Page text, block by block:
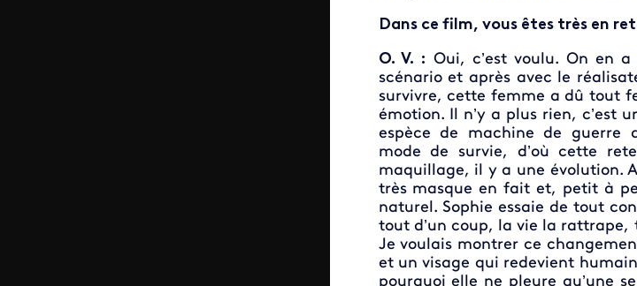
Dans ce film, vous êtes très en
O. V. : Oui, c’est voulu. On en
scénario et après avec le
survivre, cette femme a dû tout
émotion. Il n’y a plus rien, c’est
espèce de machine de guerre
mode de survie, d’où cette
maquillage, il y a une évolution.
très masque en fait et, petit à
naturel. Sophie essaie de tout
tout d’un coup, la vie la rattrape,
Je voulais montrer ce
et un visage qui redevient
pourquoi elle ne pleure qu’une